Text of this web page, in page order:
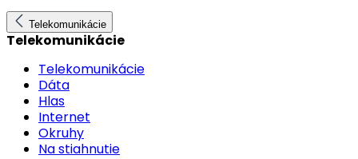
Telekomunikácie
Telekomunikácie
Telekomunikácie
Dáta
Hlas
Internet
Okruhy
Na stiahnutie